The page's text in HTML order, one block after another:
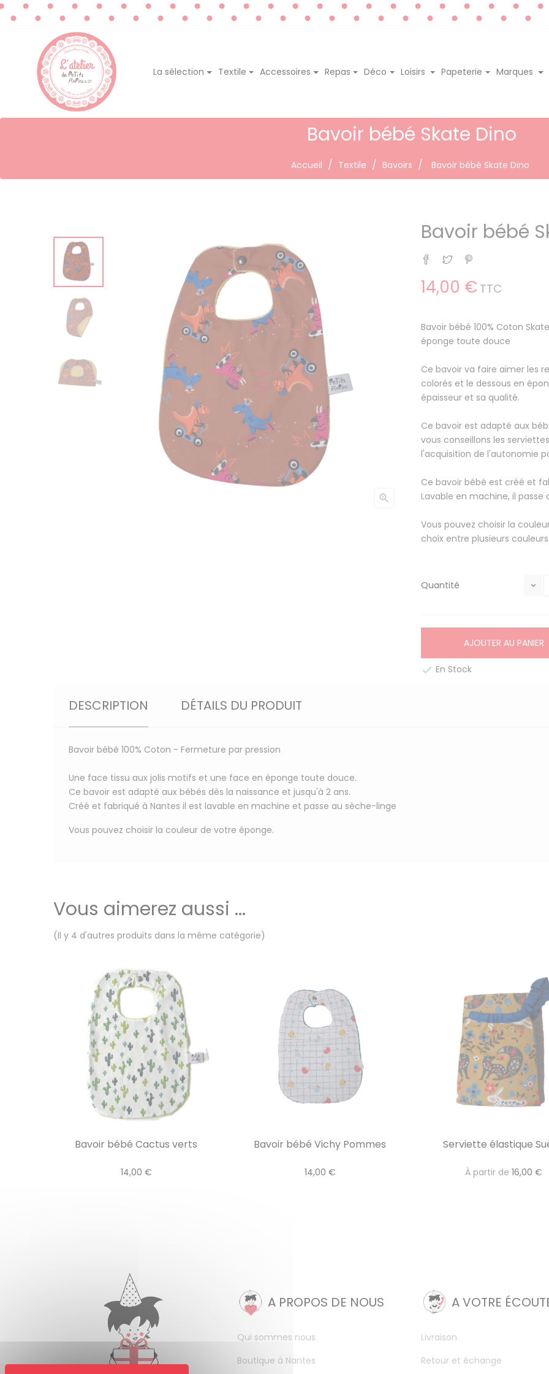
La sélection Textile Accessoires Repas Déco Loisirs Papeterie Marques
Bavoir bébé Skate Dino
Accueil Textile Bavoirs Bavoir bébé Skate Dino

Bavoir bébé
Partager
Tweet
14,00 € TTC
Bavoir bébé 100% Coton
éponge toute douce
Ce bavoir va faire aimer les
colorés et le dessous en
épaisseur et sa qualité.
Ce bavoir est adapté aux
vous conseillons les
l'acquisition de l'autonomie
Ce bavoir bébé est créé et
Lavable en machine, il passe
Vous pouvez choisir la
choix entre plusieurs
Quantité
AJOUTER AU PANIER
 En Stock
DESCRIPTION DÉTAILS DU PRODUIT
Bavoir bébé 100% Coton - Fermeture par pression
Une face tissu aux jolis motifs et une face en éponge toute douce.
Ce bavoir est adapté aux bébés dès la naissance et jusqu'à 2 ans.
Créé et fabriqué à Nantes il est lavable en machine et passe au sèche-linge
Vous pouvez choisir la couleur de votre éponge.
Vous aimerez aussi ...
(Il y 4 d'autres produits dans la même catégorie)
Bavoir bébé Cactus verts
14,00 €
Bavoir bébé Vichy Pommes
14,00 €
Serviette élastique
À partir de 16,00 €
A PROPOS DE NOUS
Qui sommes nous
Boutique à Nantes
A VOTRE
Livraison
Retour et échange